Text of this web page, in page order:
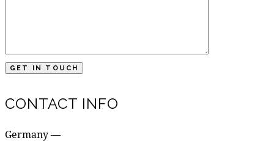
CONTACT INFO
Germany —